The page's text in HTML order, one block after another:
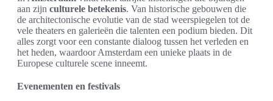
aan zijn culturele betekenis. Van historische gebouwen die
de architectonische evolutie van de stad weerspiegelen tot de
vele theaters en galerieën die talenten een podium bieden. Dit
alles zorgt voor een constante dialoog tussen het verleden en
het heden, waardoor Amsterdam een unieke plaats in de
Europese culturele scene inneemt.
Evenementen en festivals